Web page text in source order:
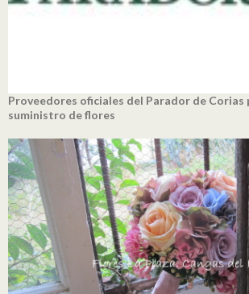
Proveedores oficiales del Parador de Corias
suministro de flores